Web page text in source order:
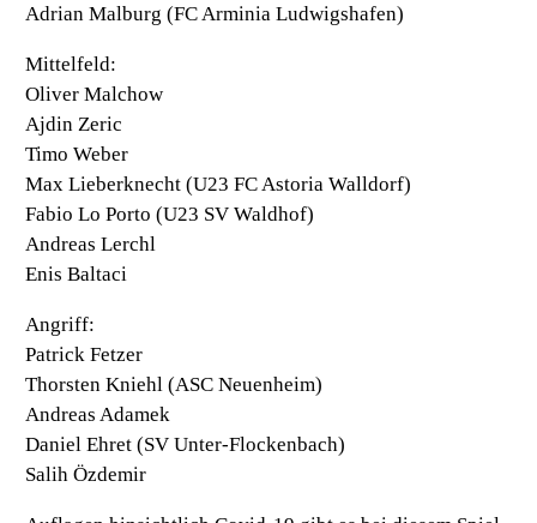
Adrian Malburg (FC Arminia Ludwigshafen)
Mittelfeld:
Oliver Malchow
Ajdin Zeric
Timo Weber
Max Lieberknecht (U23 FC Astoria Walldorf)
Fabio Lo Porto (U23 SV Waldhof)
Andreas Lerchl
Enis Baltaci
Angriff:
Patrick Fetzer
Thorsten Kniehl (ASC Neuenheim)
Andreas Adamek
Daniel Ehret (SV Unter-Flockenbach)
Salih Özdemir